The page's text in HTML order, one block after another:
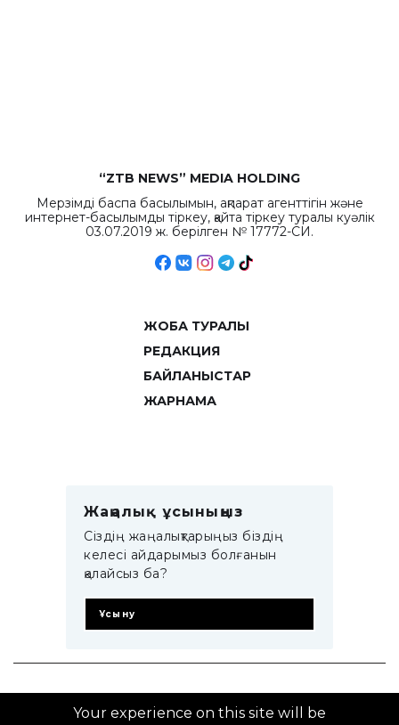
“ZTB NEWS” MEDIA HOLDING
Мерзімді баспа басылымын, ақпарат агенттігін және
интернет-басылымды тіркеу, қайта тіркеу туралы куәлік
03.07.2019 ж. берілген № 17772-СИ.
ЖОБА ТУРАЛЫ
РЕДАКЦИЯ
БАЙЛАНЫСТАР
ЖАРНАМА
Жаңалық ұсыныңыз
Сіздің жаңалықтарыңыз біздің
келесі айдарымыз болғанын
қалайсыз ба?
Ұсыну
© 2014–2025 ZTB.KZ
Your experience on this site will be